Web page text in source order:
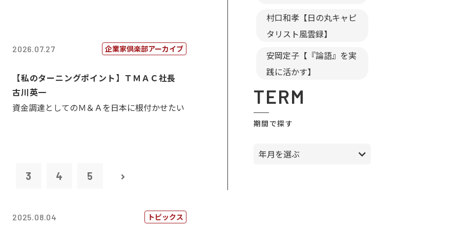
2026.07.27 企業家倶楽部アーカイブ
【私のターニングポイント】ＴＭＡＣ社長
古川英一
資金調達としてのＭ＆Ａを日本に根付かせたい
3 4 5
2025.08.04 トピックス
村口和孝【日の丸キャピ
タリスト風雲録】
安岡定子【『論語』を実
践に活かす】
TERM
期間で探す
年月を選ぶ